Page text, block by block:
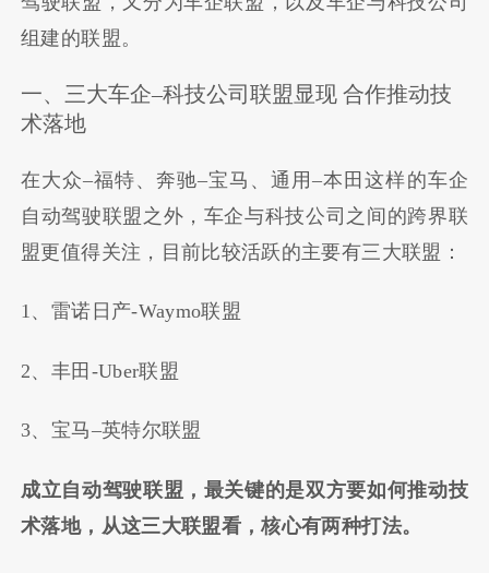
组建的联盟。
一、三大车企–科技公司联盟显现 合作推动技
术落地
在大众–福特、奔驰–宝马、通用–本田这样的车企
自动驾驶联盟之外，车企与科技公司之间的跨界联
盟更值得关注，目前比较活跃的主要有三大联盟：
1、雷诺日产-Waymo联盟
2、丰田 -Uber联盟
3、宝马–英特尔联盟
成立自动驾驶联盟，最关键的是双方要如何推动技
术落地，从这三大联盟看，核心有两种打法。